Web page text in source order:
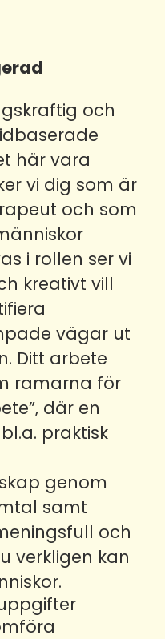
och
här vara
vi dig som är
och som
i rollen ser vi
kreativt vill
vägar ut
Ditt arbete
ramarna för
där en
praktisk
genom
samt
och
verkligen kan